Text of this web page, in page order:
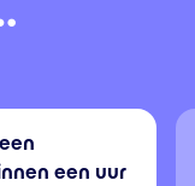
een uur